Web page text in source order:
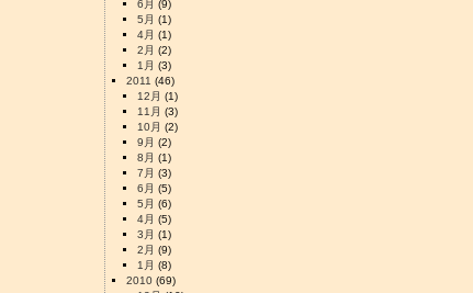
6月 (9)
5月 (1)
4月 (1)
2月 (2)
1月 (3)
2011 (46)
12月 (1)
11月 (3)
10月 (2)
9月 (2)
8月 (1)
7月 (3)
6月 (5)
5月 (6)
4月 (5)
3月 (1)
2月 (9)
1月 (8)
2010 (69)